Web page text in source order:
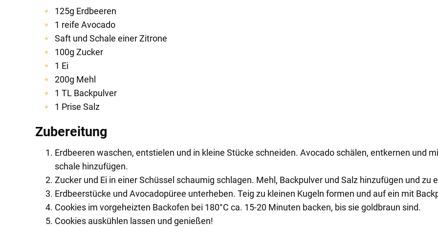
125g Erdbeeren
1 reife Avocado
Saft und Schale einer Zitrone
100g Zucker
1 Ei
200g Mehl
1 TL Backpulver
1 Prise Salz
Zubereitung
Erdbeeren waschen, entstielen und in kleine Stücke schneiden. Avocado schälen, entkernen und
schale hinzufügen.
Zucker und Ei in einer Schüssel schaumig schlagen. Mehl, Backpulver und Salz hinzufügen und zu
Erdbeerstücke und Avocadopüree unterheben. Teig zu kleinen Kugeln formen und auf ein mit
Cookies im vorgeheizten Backofen bei 180°C ca. 15-20 Minuten backen, bis sie goldbraun sind.
Cookies auskühlen lassen und genießen!